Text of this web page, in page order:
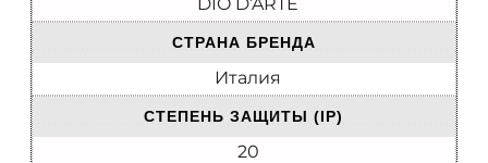
СТРАНА БРЕНДА
Италия
СТЕПЕНЬ ЗАЩИТЫ (IP)
20